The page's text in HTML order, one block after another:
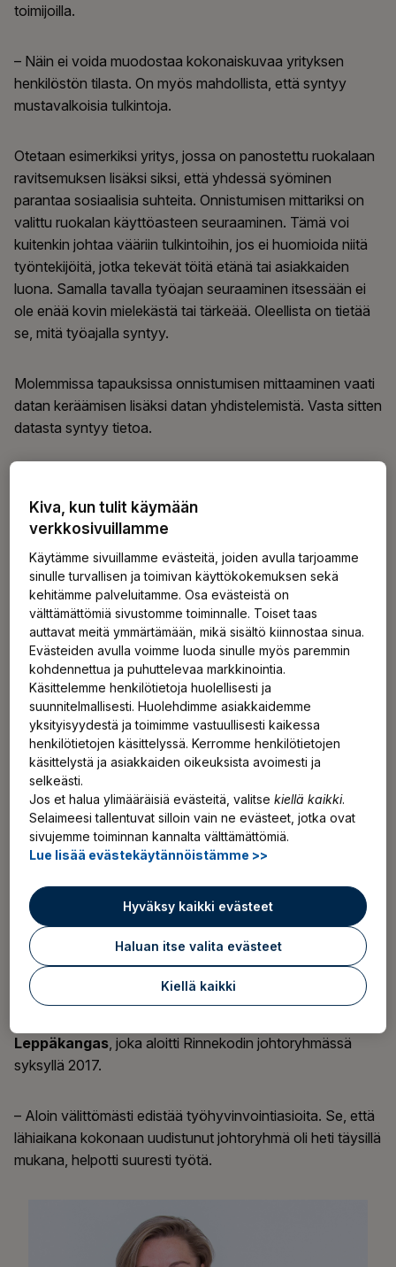
toimijoilla.
– Näin ei voida muodostaa kokonaiskuvaa yrityksen
henkilöstön tilasta. On myös mahdollista, että syntyy
mustavalkoisia tulkintoja.
Otetaan esimerkiksi yritys, jossa on panostettu ruokalaan
ravitsemuksen lisäksi siksi, että yhdessä syöminen
parantaa sosiaalisia suhteita. Onnistumisen mittariksi on
valittu ruokalan käyttöasteen seuraaminen. Tämä voi
kuitenkin johtaa vääriin tulkintoihin, jos ei huomioida niitä
työntekijöitä, jotka tekevät töitä etänä tai asiakkaiden
luona. Samalla tavalla työajan seuraaminen itsessään ei
ole enää kovin mielekästä tai tärkeää. Oleellista on tietää
se, mitä työajalla syntyy.
Molemmissa tapauksissa onnistumisen mittaaminen vaati
datan keräämisen lisäksi datan yhdistelemistä. Vasta sitten
datasta syntyy tietoa.
mukaan siihen, että informaatiota on usein liikaa ja se
hyppii silmille silloin, kun sitä ei tarvita.
– Käytän vertauskuvana usein auton kojelautaa eli
dashboardia. Dashboard jäsentää auton keräämän tiedon
hyödynnettävään muotoon ja myös kertoo, milloin auto
vaatii huoltamista. Niin kauan kuin mikään valo ei pala, voi
ajaa huoletta. Vasta kun joku merkkivalo palaa, aletaan
selvittää ongelmaa. Tähän meidän pitäisi päästä myös
johtamisessa, Hussi sanoo.
Pieni asia voi oikein viestittynä
vaikuttaa suuresti
Joskus työkyvyn johtaminen tiedolla voi vaatia suuria
muutoksia työn tekemisessä koko organisaatiossa. Näin
kävi vuonna 2018 läpi suuria muutoksia.
– Tilanne oli heikko tuloksellisesti ja työhyvinvoinnin
osalta. Sairauspoissaoloja ja tapaturmia oli paljon, ja
lisäksi tuntui siltä, että monella oli vastuunotto ja ylpeys
Leppäkangas , joka aloitti Rinnekodin johtoryhmässä
syksyllä 2017.
– Aloin välittömästi edistää työhyvinvointiasioita. Se, että
lähiaikana kokonaan uudistunut johtoryhmä oli heti täysillä
mukana, helpotti suuresti työtä.
Kiva, kun tulit käymään
verkkosivuillamme
Käytämme sivuillamme evästeitä, joiden avulla tarjoamme
sinulle turvallisen ja toimivan käyttökokemuksen sekä
kehitämme palveluitamme. Osa evästeistä on
välttämättömiä sivustomme toiminnalle. Toiset taas
auttavat meitä ymmärtämään, mikä sisältö kiinnostaa sinua.
Evästeiden avulla voimme luoda sinulle myös paremmin
kohdennettua ja puhuttelevaa markkinointia.
Käsittelemme henkilötietoja huolellisesti ja
suunnitelmallisesti. Huolehdimme asiakkaidemme
yksityisyydestä ja toimimme vastuullisesti kaikessa
henkilötietojen käsittelyssä. Kerromme henkilötietojen
käsittelystä ja asiakkaiden oikeuksista avoimesti ja
selkeästi.
Jos et halua ylimääräisiä evästeitä, valitsekiellä kaikki.
Selaimeesi tallentuvat silloin vain ne evästeet, jotka ovat
sivujemme toiminnan kannalta välttämättömiä.
Lue lisää evästekäytännöistämme >>
Hyväksy kaikki evästeet
Haluan itse valita evästeet
Kiellä kaikki